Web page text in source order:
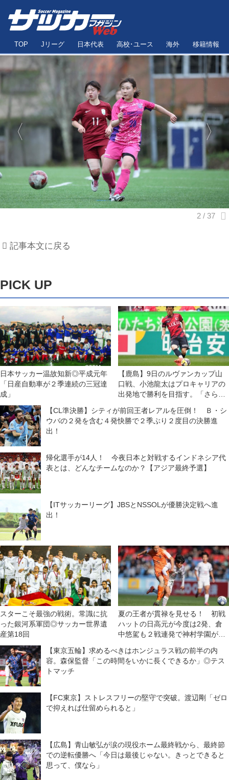
TOP Jリーグ 日本代表 高校･ユース 海外 移籍情報
記事本文に戻る
PICK UP
日本サッカー温故知新◎平成元年
「日産自動車が２季連続の三冠達
成」
【鹿島】9日のルヴァンカップ山
口戦、小池龍太はプロキャリアの
出発地で勝利を目指す。「さらに
に」
【CL準決勝】シティが前回王者レアルを圧倒！ Ｂ・シ
ウバの２発を含む４発快勝で２季ぶり２度目の決勝進
出！
帰化選手が14人！ 今夜日本と対戦するインドネシア代
表とは、どんなチームなのか？【アジア最終予選】
【ITサッカーリーグ】JBSとNSSOLが優勝決定戦へ進
出！
スターこそ最強の戦術。常識に抗
った銀河系軍団◎サッカー世界遺
産第18回
夏の王者が貫禄を見せる！ 初戦
ハットの日高元が今度は2発、倉
中悠駕も２戦連発で神村学園が水
【東京五輪】求めるべきはホンジュラス戦の前半の内
容。森保監督「この時間をいかに長くできるか」◎テス
トマッチ
【FC東京】ストレスフリーの堅守で突破。渡辺剛「ゼロ
で抑えれば仕留められると」
【広島】青山敏弘が涙の現役ホーム最終戦から、最終節
での逆転優勝へ「今日は最後じゃない。きっとできると
思って、僕なら」